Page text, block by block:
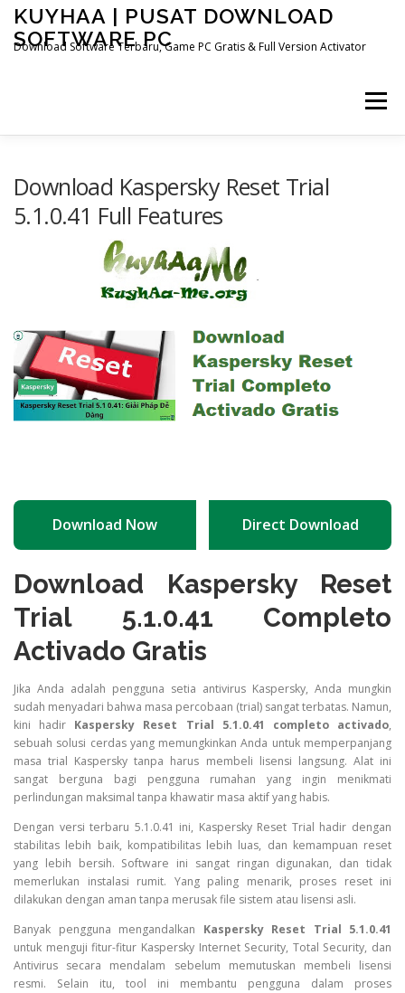
Skip
content
KUYHAA | PUSAT DOWNLOAD
SOFTWARE PC
Download Software Terbaru, Game PC Gratis & Full Version Activator
Menu
OTHER PAGES
Download Kaspersky Reset Trial
5.1.0.41 Full Features
Download Now Direct Download
Download Kaspersky Reset
Trial 5.1.0.41 Completo
Activado Gratis
Jika Anda adalah pengguna setia antivirus Kaspersky, Anda mungkin
sudah menyadari bahwa masa percobaan (trial) sangat terbatas. Namun,
kini hadir Kaspersky Reset Trial 5.1.0.41 completo activado,
sebuah solusi cerdas yang memungkinkan Anda untuk memperpanjang
masa trial Kaspersky tanpa harus membeli lisensi langsung. Alat ini
sangat berguna bagi pengguna rumahan yang ingin menikmati
perlindungan maksimal tanpa khawatir masa aktif yang habis.
Dengan versi terbaru 5.1.0.41 ini, Kaspersky Reset Trial hadir dengan
stabilitas lebih baik, kompatibilitas lebih luas, dan kemampuan reset
yang lebih bersih. Software ini sangat ringan digunakan, dan tidak
memerlukan instalasi rumit. Yang paling menarik, proses reset ini
dilakukan dengan aman tanpa merusak file sistem atau lisensi asli.
Banyak pengguna mengandalkan Kaspersky Reset Trial 5.1.0.41
untuk menguji fitur-fitur Kaspersky Internet Security, Total Security, dan
Antivirus secara mendalam sebelum memutuskan membeli lisensi
resmi. Selain itu, tool ini membantu pengguna dalam proses